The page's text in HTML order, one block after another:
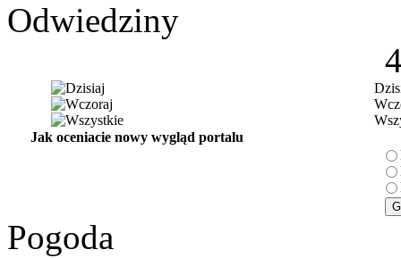
Odwiedziny
Jak oceniacie nowy wygląd portalu
Pogoda